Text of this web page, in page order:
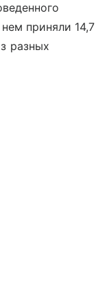
приняли 14,7
разных